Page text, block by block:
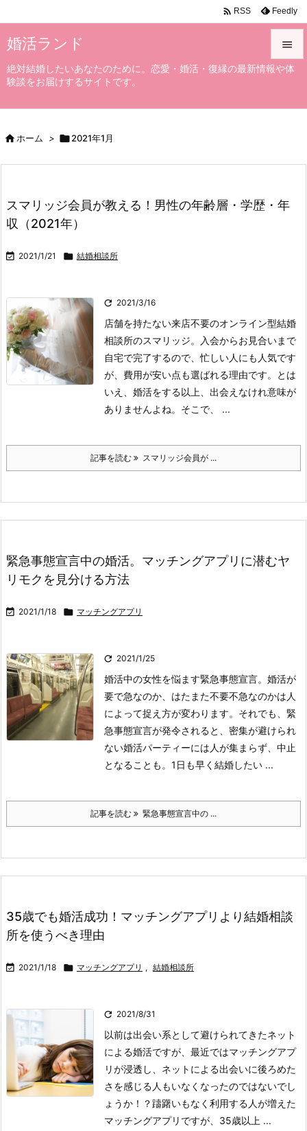
婚活ランド
絶対結婚したいあなたのために。恋愛・婚活・復縁の最新情報や体
験談をお届けするサイトです。




 RSS Feedly
ホーム > 2021年1月
スマリッジ会員が教える！男性の年齢層・学歴・年
収（2021年）
 2021/1/21  結婚相談所
 2021/3/16
店舗を持たない来店不要のオンライン型結婚
相談所のスマリッジ。入会からお見合いまで
自宅で完了するので、忙しい人にも人気です
が、費用が安い点も選ばれる理由です。とは
いえ、婚活をする以上、出会えなけれ意味が
ありませんよね。 そこで、 ...
記事を読む スマリッジ会員が ...
緊急事態宣言中の婚活。マッチングアプリに潜むヤ
リモクを見分ける方法
 2021/1/18  マッチングアプリ
 2021/1/25
婚活中の女性を悩ます緊急事態宣言。婚活が
要で急なのか、はたまた不要不急なのかは人
によって捉え方が変わります。それでも、緊
急事態宣言が発令されると、密集が避けられ
ない婚活パーティーには人が集まらず、中止
となることも。1日も早く結婚したい ...
記事を読む 緊急事態宣言中の ...
35歳でも婚活成功！マッチングアプリより結婚相談
所を使うべき理由
 2021/1/18  マッチングアプリ , 結婚相談所
 2021/8/31
以前は出会い系として避けられてきたネット
による婚活ですが、最近ではマッチングアプ
リが浸透し、ネットによる出会いに後ろめた
さを感じる人もいなくなったのではないでし
ょうか！？躊躇いもなく利用する人が増えた
マッチングアプリですが、35歳以上 ...